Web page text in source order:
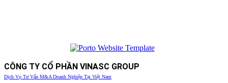
CÔNG TY CỔ PHẦN VINASC GROUP
Dịch Vụ Tư Vấn M&A Doanh Nghiệp Tại Việt Nam